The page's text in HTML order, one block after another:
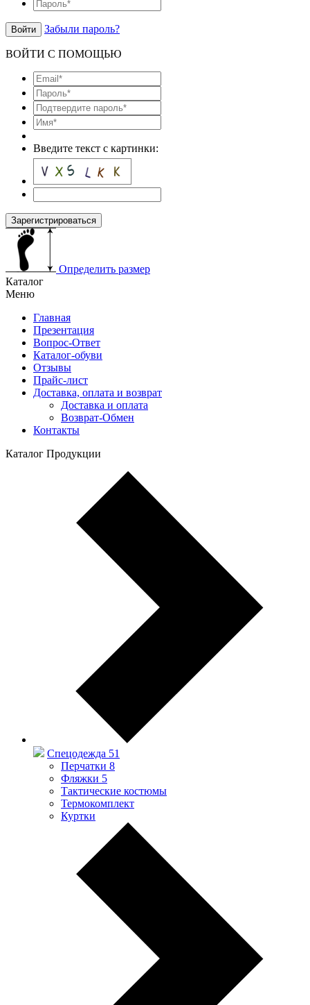
Войти Забыли пароль?
ВОЙТИ С ПОМОЩЬЮ
Введите текст с картинки:
Зарегистрироваться
Определить размер
Каталог
Меню
Главная
Презентация
Вопрос-Ответ
Каталог-обуви
Отзывы
Прайс-лист
Доставка, оплата и возврат
Доставка и оплата
Возврат-Обмен
Контакты
Каталог Продукции
Спецодежда 51
Перчатки 8
Фляжки 5
Тактические костюмы
Термокомплект
Куртки